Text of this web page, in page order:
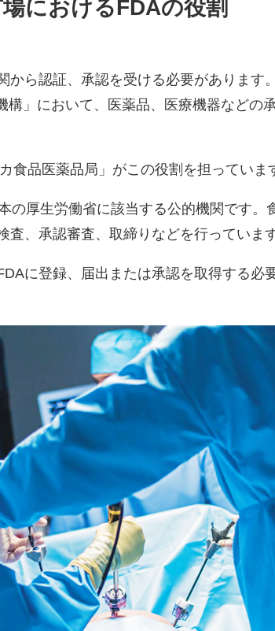
におけるFDAの役割
ら認証、承認を受ける必要があります。
」において、医薬品、医療機器などの
品医薬品局」がこの役割を担っていま
厚生労働省に該当する公的機関です。
、承認審査、取締りなどを行っています
に登録、届出または承認を取得する必